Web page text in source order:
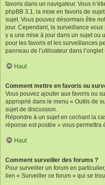
favoris dans un navigateur. Vous
phpBB 3.1, la mise en favoris de
sujet. Vous pouvez désormais être
jour. Cependant, la surveillance vous
y a une mise à jour dans un sujet ou
pour les favoris et les surveillances
panneau de l’utilisateur dans
Haut
Comment mettre en favoris ou
Vous pouvez ajouter aux favoris ou
approprié dans le menu « Outils de
sujet de discussion.
Répondre à un sujet en cochant la
réponse est postée » vous
Haut
Comment surveiller des forums ?
Pour surveiller un forum en
lien « Surveiller ce forum » qui se